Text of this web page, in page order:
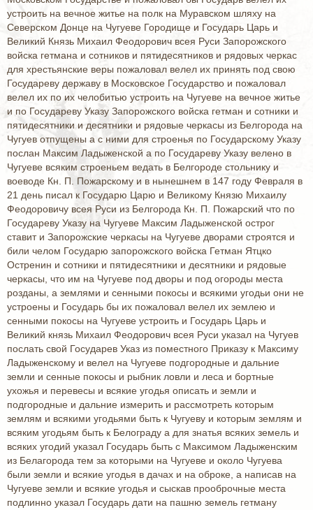
устроить на вечное житье на полк на Муравском шляху на
Северском Донце на Чугуеве Городище и Государь Царь и
Великий Князь Михаил Феодорович всея Руси Запорожского
войска гетмана и сотников и пятидесятников и рядовых черкас
для хрестьянские веры пожаловал велел их принять под свою
Государеву державу в Московское Государство и пожаловал
велел их по их челобитью устроить на Чугуеве на вечное житье
и по Государеву Указу Запорожского войска гетман и сотники и
пятидесятники и десятники и рядовые черкасы из Белгорода на
Чугуев отпущены а с ними для строенья по Государскому Указу
послан Максим Ладыженской а по Государеву Указу велено в
Чугуеве всяким строеньем ведать в Белгороде стольнику и
воеводе Кн. П. Пожарскому и в нынешнем в 147 году Февраля в
21 день писал к Государю Царю и Великому Князю Михаилу
Феодоровичу всея Руси из Белгорода Кн. П. Пожарский что по
Государеву Указу на Чугуеве Максим Ладыженской острог
ставит и Запорожские черкасы на Чугуеве дворами строятся и
били челом Государю запорожского войска Гетман Ятцко
Остренин и сотники и пятидесятники и десятники и рядовые
черкасы, что им на Чугуеве под дворы и под огороды места
розданы, а землями и сенными покосы и всякими угодьи они не
устроены и Государь бы их пожаловал велел их землею и
сенными покосы на Чугуеве устроить и Государь Царь и
Великий князь Михаил Феодорович всея Руси указал на Чугуев
послать свой Государев Указ из поместного Приказу к Максиму
Ладыженскому и велел на Чугуеве подгородные и дальние
земли и сенные покосы и рыбник ловли и леса и бортные
ухожья и перевесы и всякие угодья описать и земли и
подгородные и дальние измерить и рассмотреть которым
землям и всякими угодьями быть к Чугуеву и которым землям и
всяким угодьям быть к Белограду а для знатья всяких земель и
всяких угодий указал Государь быть с Максимом Ладыженским
из Белагорода тем за которыми на Чугуеве и около Чугуева
были земли и всякие угодья в дачах и на оброке, а написав на
Чугуеве земли и всякие угодья и сыскав прооброчные места
подлинно указал Государь дати на пашню земель гетману